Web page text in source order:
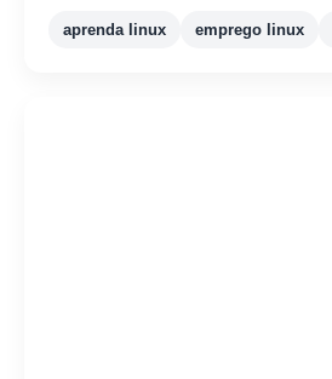
aprenda linux emprego linux